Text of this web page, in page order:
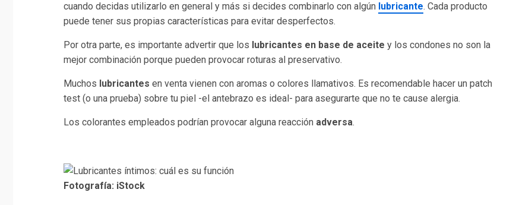
cuando decidas utilizarlo en general y más si decides combinarlo con algún lubricante. Cada producto
puede tener sus propias características para evitar desperfectos.
Por otra parte, es importante advertir que los lubricantes en base de aceite y los condones no son la
mejor combinación porque pueden provocar roturas al preservativo.
Muchos lubricantes en venta vienen con aromas o colores llamativos. Es recomendable hacer un patch
test (o una prueba) sobre tu piel -el antebrazo es ideal- para asegurarte que no te cause alergia.
Los colorantes empleados podrían provocar alguna reacción adversa.
Fotografía: iStock